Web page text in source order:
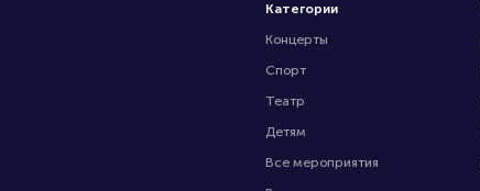
Категории
Концерты
Спорт
Театр
Детям
Все мероприятия